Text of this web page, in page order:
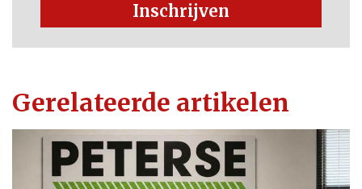
Inschrijven
Gerelateerde artikelen